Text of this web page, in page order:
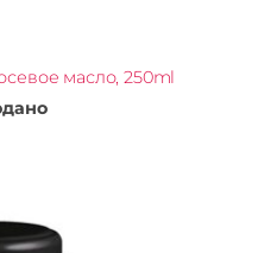
масло, 250ml